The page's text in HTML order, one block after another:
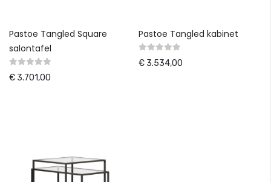
Pastoe Tangled Square
salontafel
€ 3.701,00
Pastoe Tangled kabinet
€ 3.534,00